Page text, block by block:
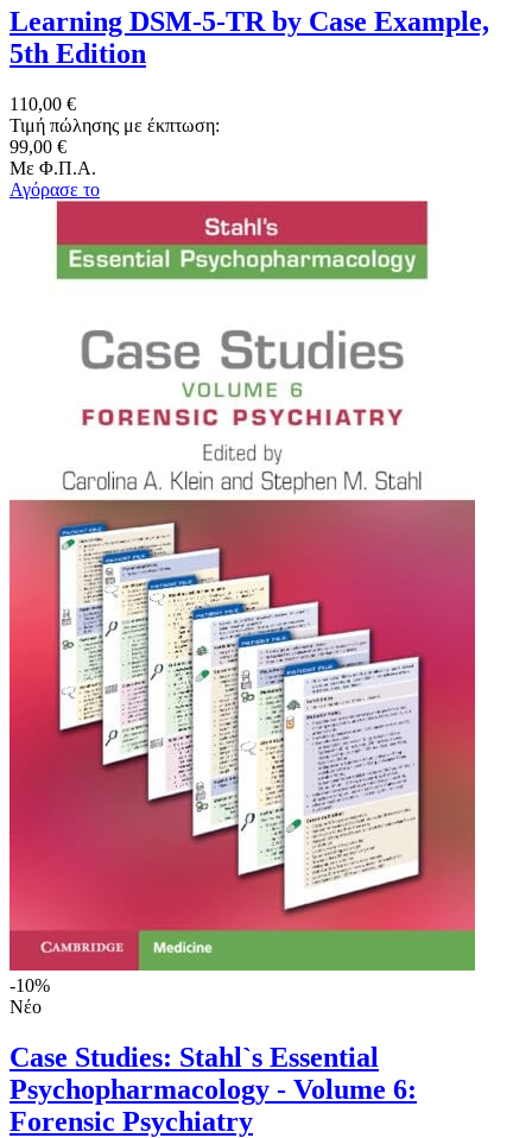
Learning DSM-5-TR by Case Example,
5th Edition
110,00 €
Τιμή πώλησης με έκπτωση:
99,00 €
Με Φ.Π.Α.
Αγόρασε το
-10%
Νέο
Case Studies: Stahl`s Essential
Psychopharmacology - Volume 6:
Forensic Psychiatry